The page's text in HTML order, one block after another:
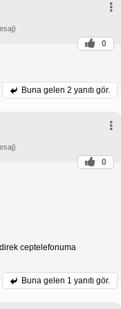
0
Buna gelen 2 yanıtı gör.
0
direk ceptelefonuma
Buna gelen 1 yanıtı gör.